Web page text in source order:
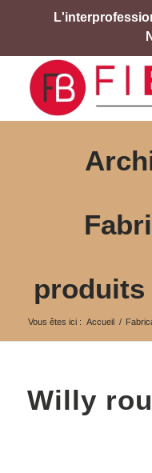
produits
Vous êtes ici : Accueil /
Willy